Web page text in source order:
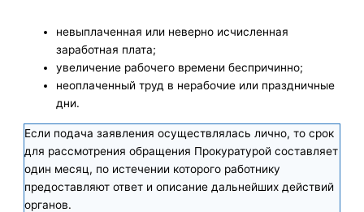
невыплаченная или неверно исчисленная
заработная плата;
увеличение рабочего времени беспричинно;
неоплаченный труд в нерабочие или праздничные
дни.
Если подача заявления осуществлялась лично, то срок
для рассмотрения обращения Прокуратурой составляет
один месяц, по истечении которого работнику
предоставляют ответ и описание дальнейших действий
органов.